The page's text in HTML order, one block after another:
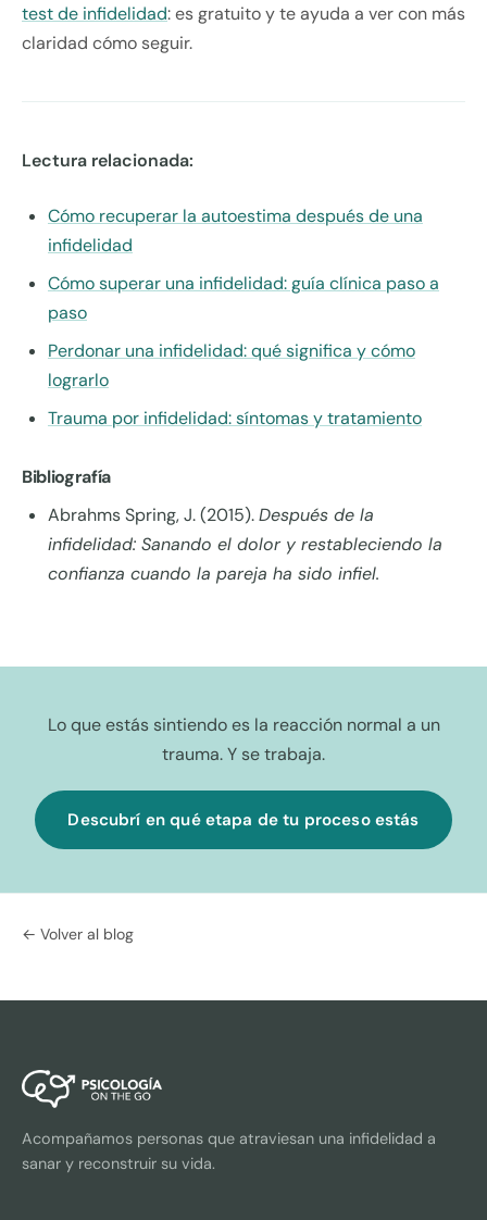
test de infidelidad: es gratuito y te ayuda a ver con más
claridad cómo seguir.
Lectura relacionada:
Cómo recuperar la autoestima después de una
infidelidad
Cómo superar una infidelidad: guía clínica paso a
paso
Perdonar una infidelidad: qué significa y cómo
lograrlo
Trauma por infidelidad: síntomas y tratamiento
Bibliografía
Abrahms Spring, J. (2015).Después de la
infidelidad: Sanando el dolor y restableciendo la
confianza cuando la pareja ha sido infiel.
Lo que estás sintiendo es la reacción normal a un
trauma. Y se trabaja.
Descubrí en qué etapa de tu proceso estás
← Volver al blog
Acompañamos personas que atraviesan una infidelidad a
sanar y reconstruir su vida.